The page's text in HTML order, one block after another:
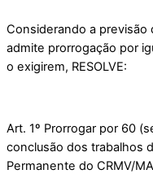
Considerando a previsão
admite prorrogação por
o exigirem, RESOLVE:
Art. 1º Prorrogar por 60
conclusão dos trabalhos
Permanente do CRMV/